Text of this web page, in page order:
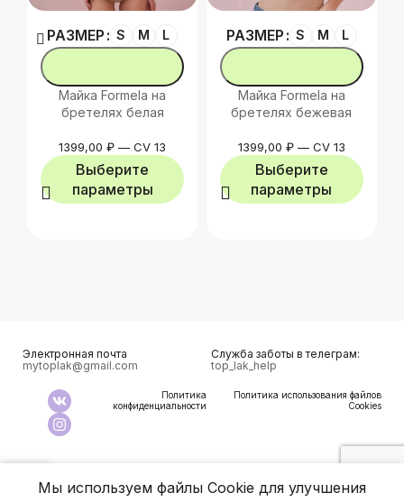
РАЗМЕР S M L
Майка Formela на
бретелях белая
1399,00 ₽ — CV 13
Выберите
параметры
РАЗМЕР S M L
Майка Formela на
бретелях бежевая
1399,00 ₽— CV 13
Выберите
параметры
Электронная почта
mytoplak@gmail.com
Служба заботы в телеграм:
top_lak_help
Политика
конфиденциальности
Политика использования файлов
Cookies
Мы используем файлы Cookie для улучшения